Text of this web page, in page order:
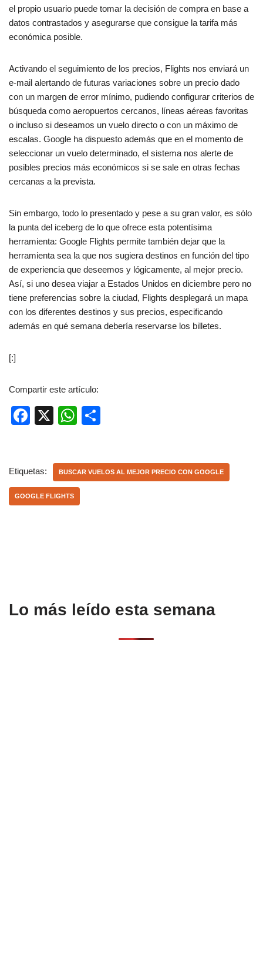
el propio usuario puede tomar la decisión de compra en base a
datos contrastados y asegurarse que consigue la tarifa más
económica posible.
Activando el seguimiento de los precios, Flights nos enviará un
e-mail alertando de futuras variaciones sobre un precio dado
con un margen de error mínimo, pudiendo configurar criterios de
búsqueda como aeropuertos cercanos, líneas aéreas favoritas
o incluso si deseamos un vuelo directo o con un máximo de
escalas. Google ha dispuesto además que en el momento de
seleccionar un vuelo determinado, el sistema nos alerte de
posibles precios más económicos si se sale en otras fechas
cercanas a la prevista.
Sin embargo, todo lo presentado y pese a su gran valor, es sólo
la punta del iceberg de lo que ofrece esta potentísima
herramienta: Google Flights permite también dejar que la
herramienta sea la que nos sugiera destinos en función del tipo
de experiencia que deseemos y lógicamente, al mejor precio.
Así, si uno desea viajar a Estados Unidos en diciembre pero no
tiene preferencias sobre la ciudad, Flights desplegará un mapa
con los diferentes destinos y sus precios, especificando
además en qué semana debería reservarse los billetes.
[:]
Compartir este artículo:
F
e
b
o
X
W
s
A
p
p
Etiquetas: BUSCAR VUELOS AL MEJOR PRECIO CON GOOGLE
GOOGLE FLIGHTS
Lo más leído esta semana